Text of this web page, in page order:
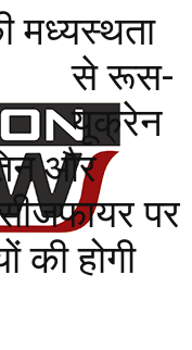
मध्यस्थता
से रूस-
यूक्रेन
और
पर
की होगी